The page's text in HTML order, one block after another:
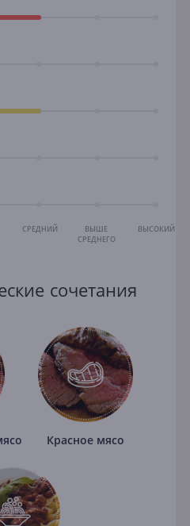
СРЕДНИЙ
ВЫШЕ
СРЕДНЕГО
ВЫСОКИЙ
сочетания
Красное мясо